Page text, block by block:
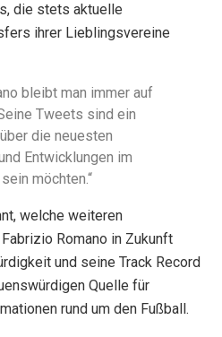
die stets aktuelle
ihrer Lieblingsvereine
bleibt man immer auf
Tweets sind ein
die neuesten
Entwicklungen im
möchten.“
welche weiteren
Romano in Zukunft
und seine Track Record
Quelle für
rund um den Fußball.